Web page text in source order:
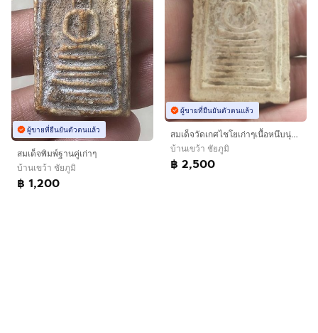
ผู้ขายที่ยืนยันตัวตนแล้ว
สมเด็จพิมพ์ฐานคู่เก่าๆ
บ้านเขว้า ชัยภูมิ
฿ 1,200
ผู้ขายที่ยืนยันตัวตนแล้ว
สมเด็จวัดเกศไชโยเก่าๆเนื้อหนึบนุ่มมีมวลสาร
บ้านเขว้า ชัยภูมิ
฿ 2,500